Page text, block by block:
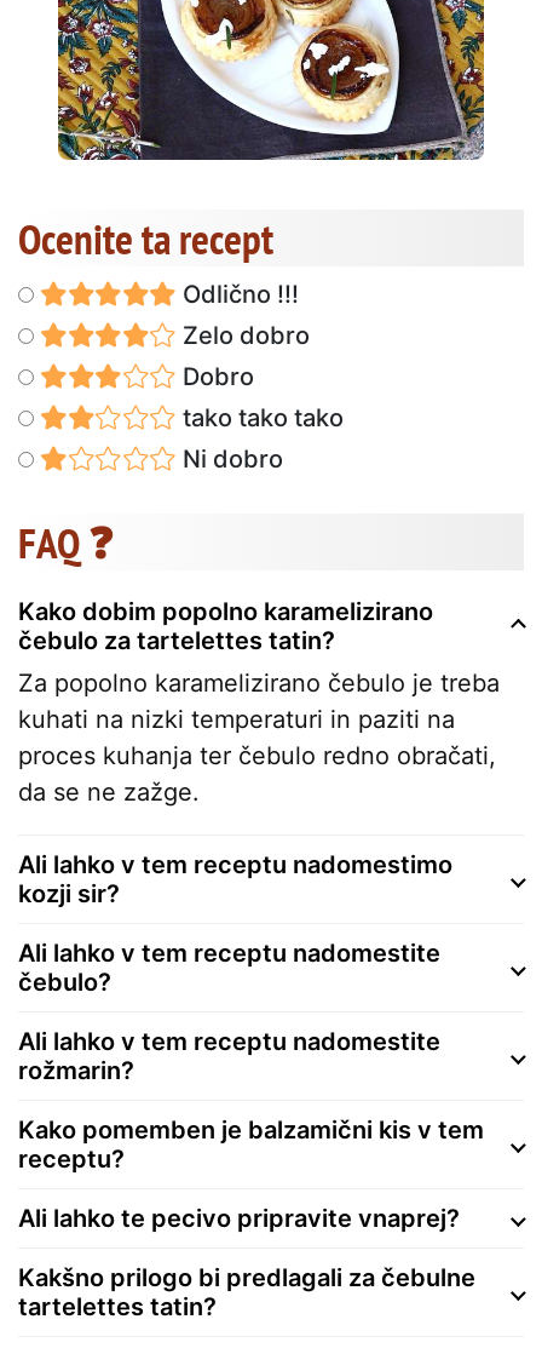
Ocenite ta recept
Odlično !!!
Zelo dobro
Dobro
tako tako tako
Ni dobro
FAQ ❓
Kako dobim popolno karamelizirano
čebulo za tartelettes tatin?
Za popolno karamelizirano čebulo je treba
kuhati na nizki temperaturi in paziti na
proces kuhanja ter čebulo redno obračati,
da se ne zažge.
Ali lahko v tem receptu nadomestimo
kozji sir?
Ali lahko v tem receptu nadomestite
čebulo?
Ali lahko v tem receptu nadomestite
rožmarin?
Kako pomemben je balzamični kis v tem
receptu?
Ali lahko te pecivo pripravite vnaprej?
Kakšno prilogo bi predlagali za čebulne
tartelettes tatin?